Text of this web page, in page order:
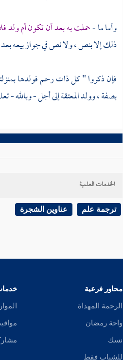
وأما ما -حملت به بعد أن تكون أم ولد
ذلك إلا بنص ، ولا نص في جواز بيعه بعد
فإن ذكروا " كل ذات رحم فولدها
بصفة ، وولد المعتقة إلى أجل - وبالله -
الخدمات العلمية
ترجمة علم عناوين الشجرة
محاور فرعية
الرحمة المهداة
واحة رمضان
نسك
للشباب فقط